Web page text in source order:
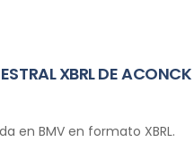
XBRL DE ACONCK
en BMV en formato XBRL.